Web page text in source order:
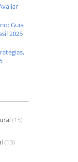
Guia
2025
(15)
(13)